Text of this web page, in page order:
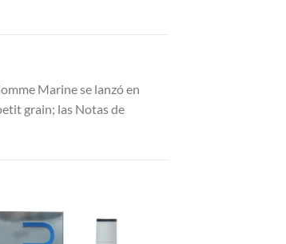
Marine se lanzó en
grain; las Notas de